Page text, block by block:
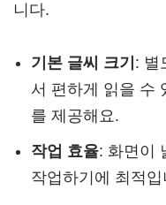
니다.
기본 글씨 크기 : 별
서 편하게 읽을 수
를 제공해요.
작업 효율: 화면이
작업하기에 최적입